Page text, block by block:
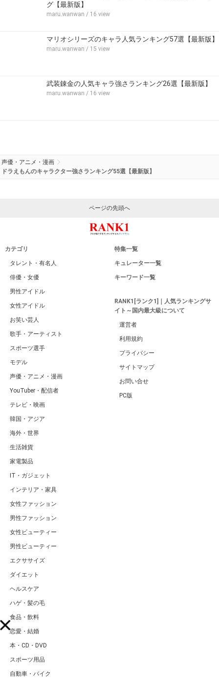
グ【最新版】
maru.wanwan / 16 view
マリオシリーズのキャラ人気ランキング57選【最新版】
maru.wanwan / 15 view
武装錬金の人気キャラ強さランキング26選【最新版】
maru.wanwan / 16 view
声優・アニメ・漫画
ドラえもんのキャラクター強さランキング55選【最新版】
ページの先頭へ
カテゴリ
タレント・有名人
俳優・女優
男性アイドル
女性アイドル
お笑い芸人
歌手・アーティスト
スポーツ選手
モデル
声優・アニメ・漫画
YouTuber・配信者
テレビ・映画
韓国・アジア
海外・世界
生活雑貨
家電製品
IT・ガジェット
インテリア・家具
女性ファッション
男性ファッション
女性ビューティー
男性ビューティー
エクササイズ
ダイエット
ヘルスケア
ハゲ・髪の毛
食品・飲料
恋愛・結婚
本・CD・DVD
スポーツ用品
自動車・バイク
特集一覧
キュレーター一覧
キーワード一覧
RANK1[ランク1]｜人気ランキングサ
イト～国内最大級について
運営者
利用規約
プライバシー
サイトマップ
お問い合せ
PC版